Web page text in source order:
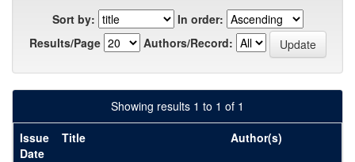
Sort by:
In order:
Results/Page
Authors/Record:
Showing results 1 to 1 of 1
Issue
Date
Title Author(s)